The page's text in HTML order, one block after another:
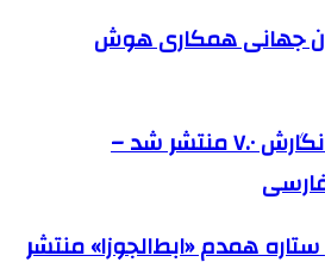
جهانی همکاری هوش
وردپرس فارسی نگارش ۷.۰ منتشر شد –
همدم «ابط‌الجوزا» منتشر